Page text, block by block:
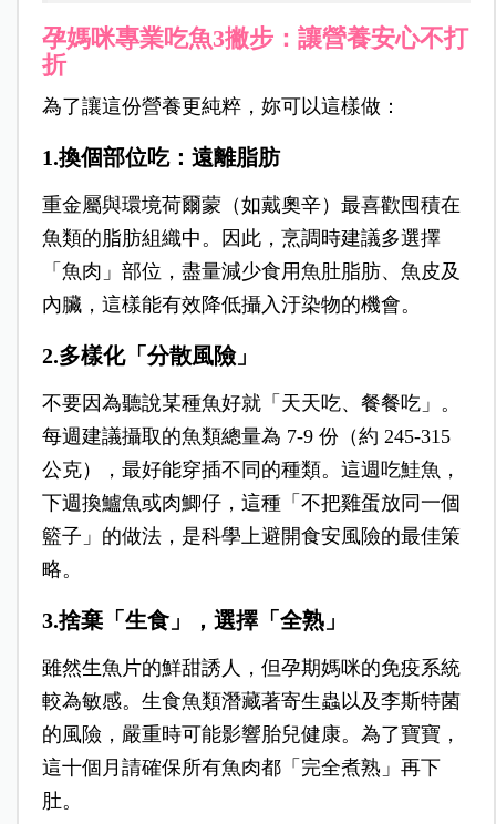
孕媽咪專業吃魚3撇步：讓營養安心不打
折
為了讓這份營養更純粹，妳可以這樣做：
1.換個部位吃：遠離脂肪
重金屬與環境荷爾蒙（如戴奧辛）最喜歡囤積在
魚類的脂肪組織中。因此，烹調時建議多選擇
「魚肉」部位，盡量減少食用魚肚脂肪、魚皮及
內臟，這樣能有效降低攝入汙染物的機會。
2.多樣化「分散風險」
不要因為聽說某種魚好就「天天吃、餐餐吃」。
每週建議攝取的魚類總量為 7-9 份（約 245-315
公克），最好能穿插不同的種類。這週吃鮭魚，
下週換鱸魚或肉鯽仔，這種「不把雞蛋放同一個
籃子」的做法，是科學上避開食安風險的最佳策
略。
3.捨棄「生食」，選擇「全熟」
雖然生魚片的鮮甜誘人，但孕期媽咪的免疫系統
較為敏感。生食魚類潛藏著寄生蟲以及李斯特菌
的風險，嚴重時可能影響胎兒健康。為了寶寶，
這十個月請確保所有魚肉都「完全煮熟」再下
肚。